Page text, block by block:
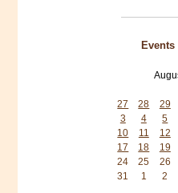
Events
27
28 29
3
4 5
10
11 12
17
18 19
24
25 26
31
1 2